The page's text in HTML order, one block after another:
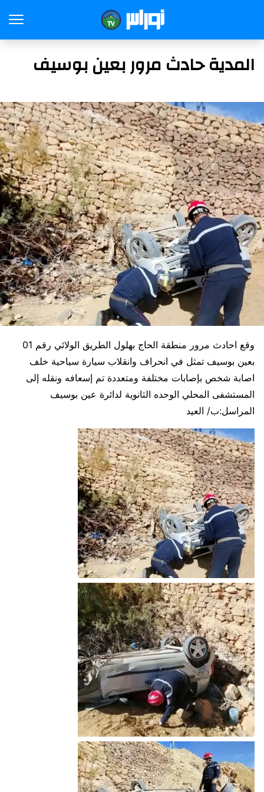
المدية حادث مرور بعين بوسيف
وقع احادث مرور منطقة الحاج بهلول الطريق الولائي رقم 01
بعين بوسيف تمثل في انحراف وانقلاب سيارة سياحية خلف
اصابة شخص بإصابات مختلفة ومتعددة تم إسعافه ونقله إلى
المستشفى المحلي الوحده الثانوية لدائرة عين بوسيف
المراسل:ب/ العيد